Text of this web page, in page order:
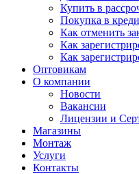
Купить в
Покупка в
Как отменить
Как
Как
Оптовикам
О компании
Новости
Вакансии
Лицензии и
Магазины
Монтаж
Услуги
Контакты